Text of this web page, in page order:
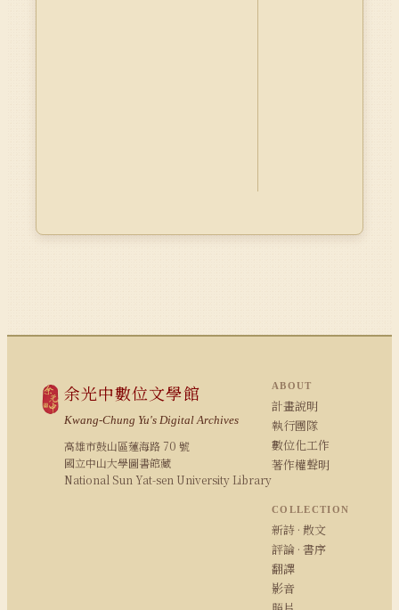
余光中數位文學館
Kwang-Chung Yu's Digital Archives
高雄市鼓山區蓮海路 70 號
國立中山大學圖書館藏
National Sun Yat-sen University Library
ABOUT
計畫說明
執行團隊
數位化工作
著作權聲明
COLLECTION
新詩 · 散文
評論 · 書序
翻譯
影音